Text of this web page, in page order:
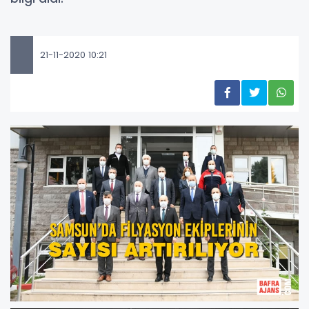
21-11-2020 10:21